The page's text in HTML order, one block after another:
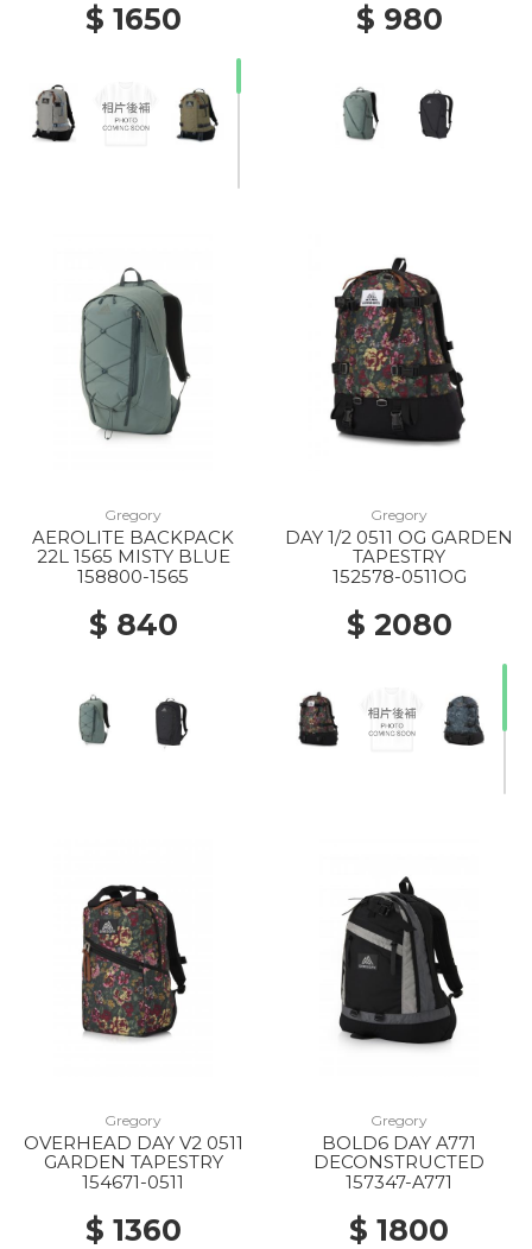
$ 1650
10% Off 20% Off
20% Off
$ 980
Gregory
AEROLITE BACKPACK
22L 1565 MISTY BLUE
158800-1565
$ 840
Gregory
DAY 1/2 0511 OG GARDEN
TAPESTRY
152578-0511OG
$ 2080
Gregory
OVERHEAD DAY V2 0511
GARDEN TAPESTRY
154671-0511
$ 1360
Gregory
BOLD6 DAY A771
DECONSTRUCTED
157347-A771
$ 1800